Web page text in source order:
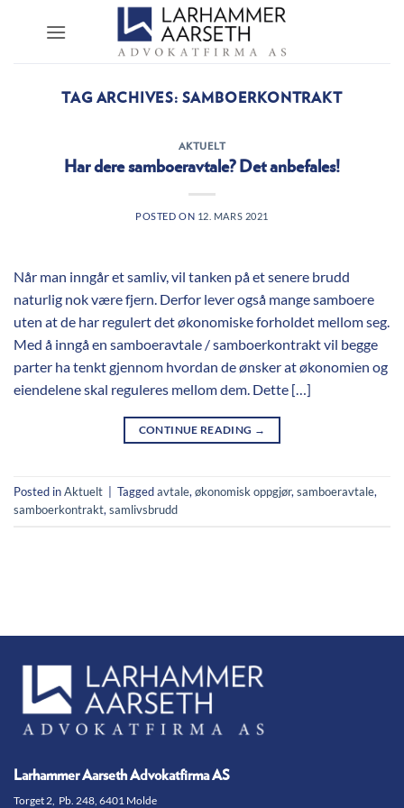
TAG ARCHIVES: SAMBOERKONTRAKT
AKTUELT
Har dere samboeravtale? Det anbefales!
POSTED ON 12. MARS 2021
Når man inngår et samliv, vil tanken på et senere brudd
naturlig nok være fjern. Derfor lever også mange samboere
uten at de har regulert det økonomiske forholdet mellom seg.
Med å inngå en samboeravtale / samboerkontrakt vil begge
parter ha tenkt gjennom hvordan de ønsker at økonomien og
eiendelene skal reguleres mellom dem. Dette […]
CONTINUE READING →
Posted inAktuelt Taggedavtale, økonomisk oppgjør, samboeravtale,
samboerkontrakt, samlivsbrudd
Larhammer Aarseth Advokatfirma AS
Torget 2, Pb. 248, 6401 Molde